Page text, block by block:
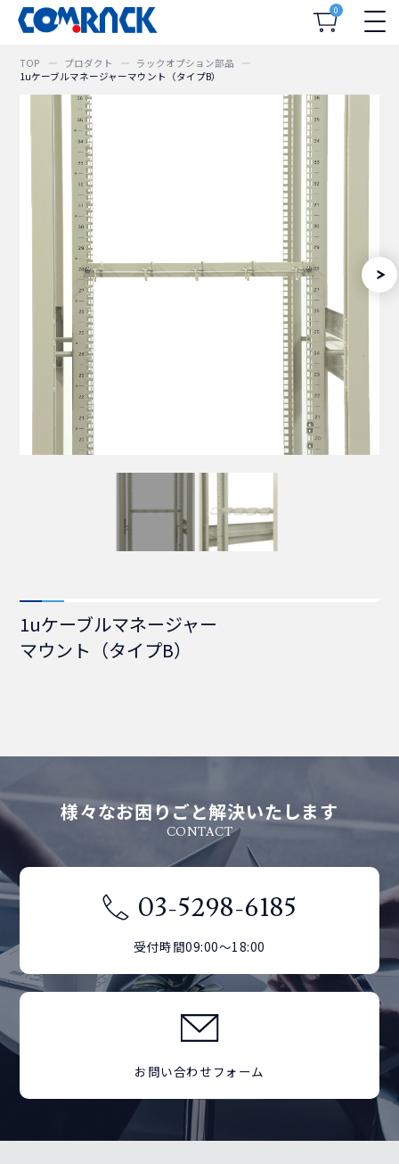
0
TOP プロダクト
ラックオプション部品
1uケーブルマネージャーマウント（タイプB）
1uケーブルマネージャー
マウント（タイプB）
様々なお困りごと解決いたします
CONTACT
03-5298-6185
受付時間09:00～18:00
お問い合わせフォーム